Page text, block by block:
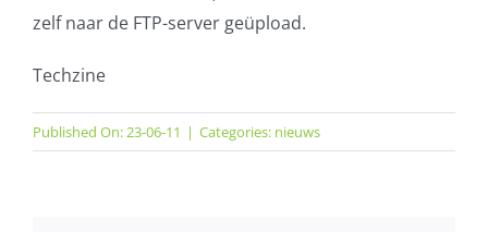
zelf naar de FTP-server geüpload.
Techzine
Published On: 23-06-11 | Categories: nieuws